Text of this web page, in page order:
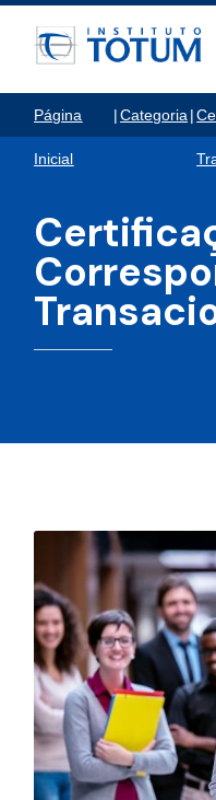
Página
Inicial
|Categoria |